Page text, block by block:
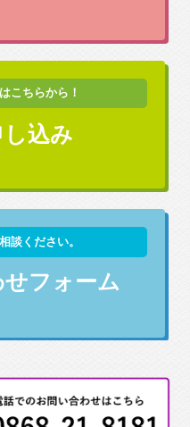
こちらから！
し込み
談ください。
フォーム